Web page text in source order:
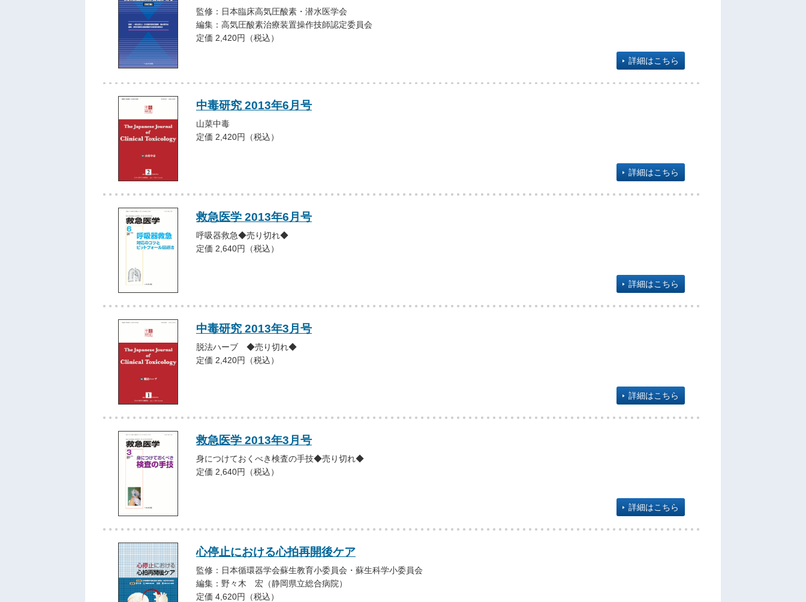
監修：日本臨床高気圧酸素・潜水医学会
編集：高気圧酸素治療装置操作技師認定委員会
定価 2,420円（税込）
詳細はこちら
中毒研究 2013年6月号
山菜中毒
定価 2,420円（税込）
詳細はこちら
救急医学 2013年6月号
呼吸器救急◆売り切れ◆
定価 2,640円（税込）
詳細はこちら
中毒研究 2013年3月号
脱法ハーブ ◆売り切れ◆
定価 2,420円（税込）
詳細はこちら
救急医学 2013年3月号
身につけておくべき検査の手技◆売り切れ◆
定価 2,640円（税込）
詳細はこちら
心停止における心拍再開後ケア
監修：日本循環器学会蘇生教育小委員会・蘇生科学小委員会
編集：野々木 宏（静岡県立総合病院）
定価 4,620円（税込）